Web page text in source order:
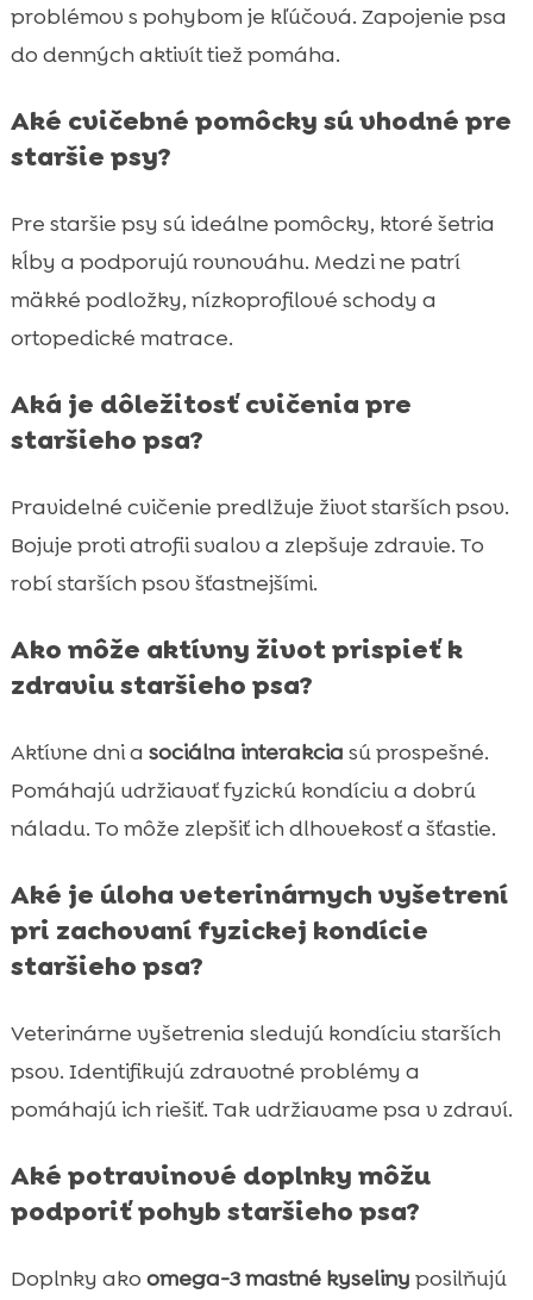
problémov s pohybom je kľúčová. Zapojenie psa
do denných aktivít tiež pomáha.
Aké cvičebné pomôcky sú vhodné pre
staršie psy?
Pre staršie psy sú ideálne pomôcky, ktoré šetria
kĺby a podporujú rovnováhu. Medzi ne patrí
mäkké podložky, nízkoprofilové schody a
ortopedické matrace.
Aká je dôležitosť cvičenia pre
staršieho psa?
Pravidelné cvičenie predlžuje život starších psov.
Bojuje proti atrofii svalov a zlepšuje zdravie. To
robí starších psov šťastnejšími.
Ako môže aktívny život prispieť k
zdraviu staršieho psa?
Aktívne dni a sociálna interakcia sú prospešné.
Pomáhajú udržiavať fyzickú kondíciu a dobrú
náladu. To môže zlepšiť ich dlhovekosť a šťastie.
Aké je úloha veterinárnych vyšetrení
pri zachovaní fyzickej kondície
staršieho psa?
Veterinárne vyšetrenia sledujú kondíciu starších
psov. Identifikujú zdravotné problémy a
pomáhajú ich riešiť. Tak udržiavame psa v zdraví.
Aké potravinové doplnky môžu
podporiť pohyb staršieho psa?
Doplnky ako omega-3 mastné kyseliny posilňujú